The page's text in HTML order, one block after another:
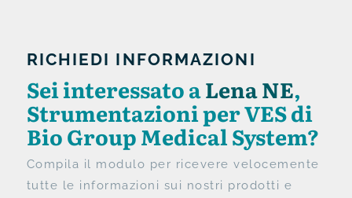
RICHIEDI INFORMAZIONI
Sei interessato aLena NE,
Strumentazioni per VES di
Bio Group Medical System?
Compila il modulo per ricevere velocemente
tutte le informazioni sui nostri prodotti e